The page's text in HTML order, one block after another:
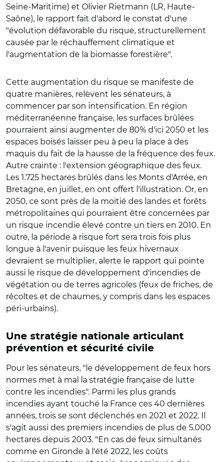
Seine-Maritime) et Olivier Rietmann (LR, Haute-
Saône), le rapport fait d'abord le constat d'une
"évolution défavorable du risque, structurellement
causée par le réchauffement climatique et
l'augmentation de la biomasse forestière".
Cette augmentation du risque se manifeste de
quatre manières, relèvent les sénateurs, à
commencer par son intensification. En région
méditerranéenne française, les surfaces brûlées
pourraient ainsi augmenter de 80% d'ici 2050 et les
espaces boisés laisser peu à peu la place à des
maquis du fait de la hausse de la fréquence des feux.
Autre crainte : l'extension géographique des feux.
Les 1.725 hectares brûlés dans les Monts d'Arrée, en
Bretagne, en juillet, en ont offert l'illustration. Or, en
2050, ce sont près de la moitié des landes et forêts
métropolitaines qui pourraient être concernées par
un risque incendie élevé contre un tiers en 2010. En
outre, la période à risque fort sera trois fois plus
longue à l'avenir puisque les feux hivernaux
devraient se multiplier, alerte le rapport qui pointe
aussi le risque de développement d'incendies de
végétation ou de terres agricoles (feux de friches, de
récoltes et de chaumes, y compris dans les espaces
péri-urbains).
Une stratégie nationale articulant
prévention et sécurité civile
Pour les sénateurs, "le développement de feux hors
normes met à mal la stratégie française de lutte
contre les incendies". Parmi les plus grands
incendies ayant touché la France ces 40 dernières
années, trois se sont déclenchés en 2021 et 2022. Il
s'agit aussi des premiers incendies de plus de 5.000
hectares depuis 2003. "En cas de feux simultanés
comme en Gironde à l'été 2022, les coûts